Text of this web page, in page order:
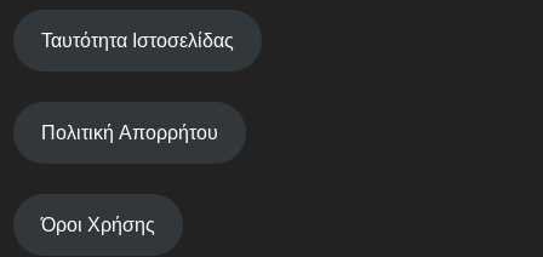
Ταυτότητα Ιστοσελίδας
Πολιτική Απορρήτου
Όροι Χρήσης